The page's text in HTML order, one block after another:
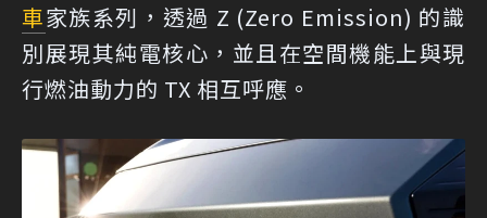
車家族系列，透過 Z (Zero Emission) 的識
別展現其純電核心，並且在空間機能上與現
行燃油動力的 TX 相互呼應。